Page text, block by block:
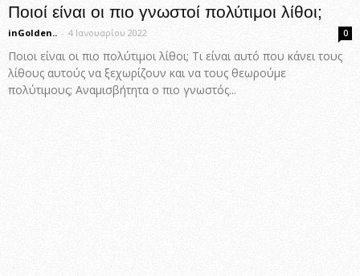
Ποιοί είναι οι πιο γνωστοί πολύτιμοι λίθοι;
inGolden.. - 4 Ιανουαρίου 2022 0
Ποιοι είναι οι πιο πολύτιμοι λίθοι; Τι είναι αυτό που κάνει τους
λίθους αυτούς να ξεχωρίζουν και να τους θεωρούμε
πολύτιμους; Αναμισβήτητα ο πιο γνωστός...